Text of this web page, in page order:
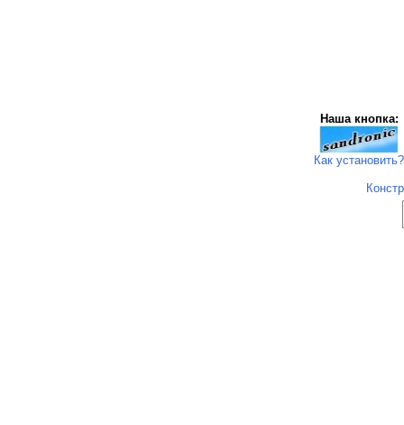
Наша кнопка:
Как установить?